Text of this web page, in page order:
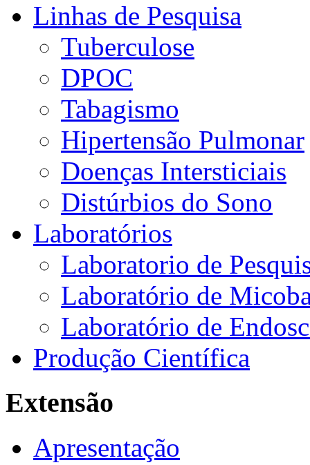
Linhas de Pesquisa
Tuberculose
DPOC
Tabagismo
Hipertensão Pulmonar
Doenças Intersticiais
Distúrbios do Sono
Laboratórios
Laboratorio de
Laboratório de
Laboratório de
Produção Científica
Extensão
Apresentação